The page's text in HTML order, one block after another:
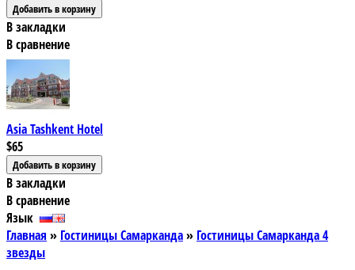
В закладки
В сравнение
Asia Tashkent Hotel
$65
В закладки
В сравнение
Язык
Главная » Гостиницы Самарканда» Гостиницы Самарканда 4
звезды